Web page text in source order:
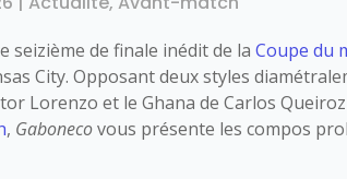
seizième de finale inédit de laCoupe du
City. Opposant deux styles
Lorenzo et le Ghana de Carlos
, Gabonecovous présente les compos